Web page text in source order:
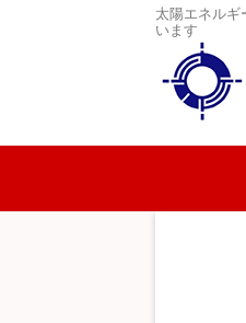
太陽エネル
います
コンテンツ